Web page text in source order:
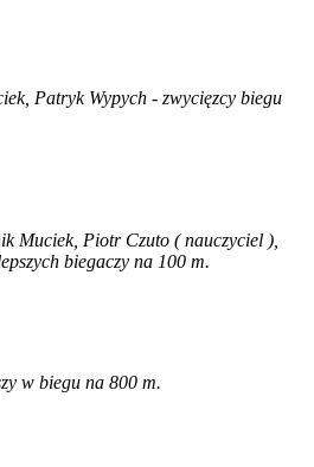
Patryk Wypych - zwycięzcy biegu
Muciek, Piotr Czuto ( nauczyciel ),
biegaczy na 100 m.
w biegu na 800 m.